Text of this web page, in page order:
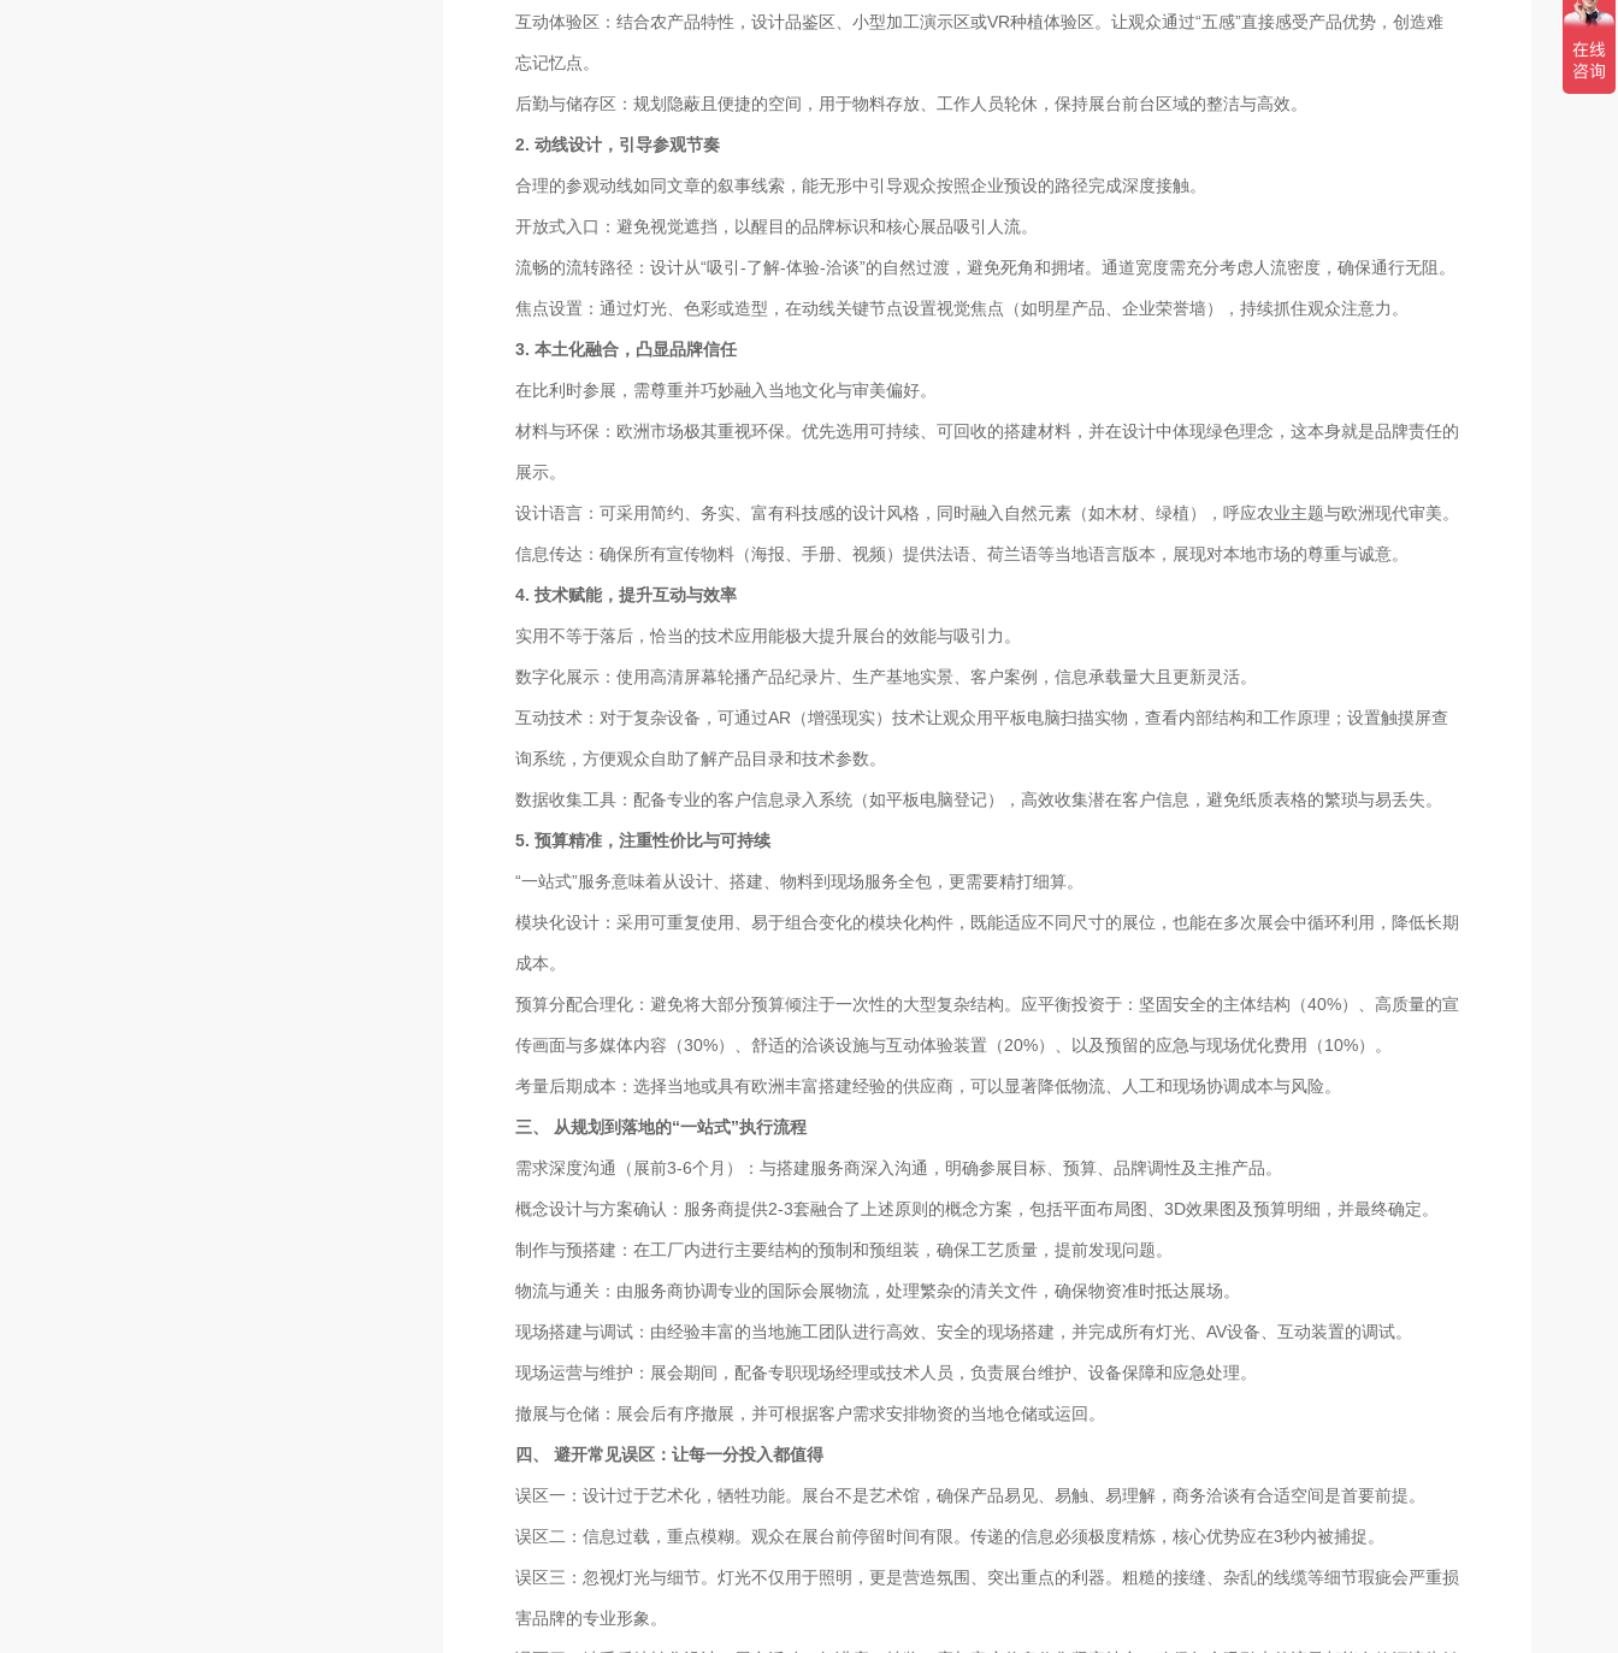
互动体验区：结合农产品特性，设计品鉴区、小型加工演示区或VR种植体验区。让观众通过“五感”直接感受产品优势，创造难
忘记忆点。
后勤与储存区：规划隐蔽且便捷的空间，用于物料存放、工作人员轮休，保持展台前台区域的整洁与高效。
2. 动线设计，引导参观节奏
合理的参观动线如同文章的叙事线索，能无形中引导观众按照企业预设的路径完成深度接触。
开放式入口：避免视觉遮挡，以醒目的品牌标识和核心展品吸引人流。
流畅的流转路径：设计从“吸引-了解-体验-洽谈”的自然过渡，避免死角和拥堵。通道宽度需充分考虑人流密度，确保通行无阻。
焦点设置：通过灯光、色彩或造型，在动线关键节点设置视觉焦点（如明星产品、企业荣誉墙），持续抓住观众注意力。
3. 本土化融合，凸显品牌信任
在比利时参展，需尊重并巧妙融入当地文化与审美偏好。
材料与环保：欧洲市场极其重视环保。优先选用可持续、可回收的搭建材料，并在设计中体现绿色理念，这本身就是品牌责任的
展示。
设计语言：可采用简约、务实、富有科技感的设计风格，同时融入自然元素（如木材、绿植），呼应农业主题与欧洲现代审美。
信息传达：确保所有宣传物料（海报、手册、视频）提供法语、荷兰语等当地语言版本，展现对本地市场的尊重与诚意。
4. 技术赋能，提升互动与效率
实用不等于落后，恰当的技术应用能极大提升展台的效能与吸引力。
数字化展示：使用高清屏幕轮播产品纪录片、生产基地实景、客户案例，信息承载量大且更新灵活。
互动技术：对于复杂设备，可通过AR（增强现实）技术让观众用平板电脑扫描实物，查看内部结构和工作原理；设置触摸屏查
询系统，方便观众自助了解产品目录和技术参数。
数据收集工具：配备专业的客户信息录入系统（如平板电脑登记），高效收集潜在客户信息，避免纸质表格的繁琐与易丢失。
5. 预算精准，注重性价比与可持续
“一站式”服务意味着从设计、搭建、物料到现场服务全包，更需要精打细算。
模块化设计：采用可重复使用、易于组合变化的模块化构件，既能适应不同尺寸的展位，也能在多次展会中循环利用，降低长期
成本。
预算分配合理化：避免将大部分预算倾注于一次性的大型复杂结构。应平衡投资于：坚固安全的主体结构（40%）、高质量的宣
传画面与多媒体内容（30%）、舒适的洽谈设施与互动体验装置（20%）、以及预留的应急与现场优化费用（10%）。
考量后期成本：选择当地或具有欧洲丰富搭建经验的供应商，可以显著降低物流、人工和现场协调成本与风险。
三、 从规划到落地的“一站式”执行流程
需求深度沟通（展前3-6个月）：与搭建服务商深入沟通，明确参展目标、预算、品牌调性及主推产品。
概念设计与方案确认：服务商提供2-3套融合了上述原则的概念方案，包括平面布局图、3D效果图及预算明细，并最终确定。
制作与预搭建：在工厂内进行主要结构的预制和预组装，确保工艺质量，提前发现问题。
物流与通关：由服务商协调专业的国际会展物流，处理繁杂的清关文件，确保物资准时抵达展场。
现场搭建与调试：由经验丰富的当地施工团队进行高效、安全的现场搭建，并完成所有灯光、AV设备、互动装置的调试。
现场运营与维护：展会期间，配备专职现场经理或技术人员，负责展台维护、设备保障和应急处理。
撤展与仓储：展会后有序撤展，并可根据客户需求安排物资的当地仓储或运回。
四、 避开常见误区：让每一分投入都值得
误区一：设计过于艺术化，牺牲功能。展台不是艺术馆，确保产品易见、易触、易理解，商务洽谈有合适空间是首要前提。
误区二：信息过载，重点模糊。观众在展台前停留时间有限。传递的信息必须极度精炼，核心优势应在3秒内被捕捉。
误区三：忽视灯光与细节。灯光不仅用于照明，更是营造氛围、突出重点的利器。粗糙的接缝、杂乱的线缆等细节瑕疵会严重损
害品牌的专业形象。